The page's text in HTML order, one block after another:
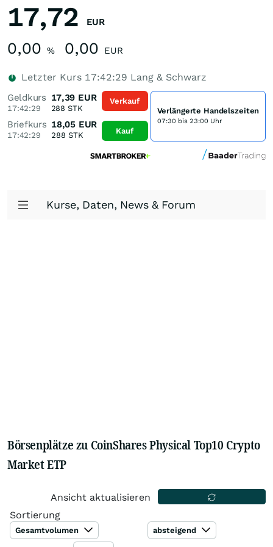
17,72 EUR
0,00 % 0,00 EUR
Letzter Kurs 17:42:29 Lang & Schwarz
Geldkurs
17:42:29
17,39 EUR
288 STK
Briefkurs
17:42:29
18,05 EUR
288 STK
Verkauf
Kauf
Verlängerte Handelszeiten
07:30 bis 23:00 Uhr
Kurse, Daten, News & Forum
Börsenplätze zu CoinShares Physical Top10 Crypto
Market ETP
Ansicht aktualisieren
Sortierung
Gesamtvolumen absteigend